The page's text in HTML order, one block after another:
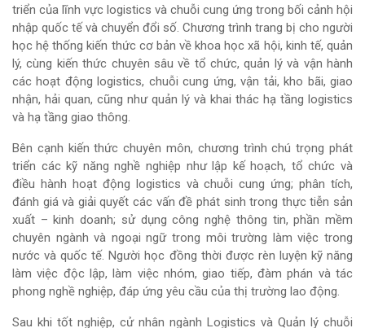
triển của lĩnh vực logistics và chuỗi cung ứng trong bối cảnh hội
nhập quốc tế và chuyển đổi số. Chương trình trang bị cho người
học hệ thống kiến thức cơ bản về khoa học xã hội, kinh tế, quản
lý, cùng kiến thức chuyên sâu về tổ chức, quản lý và vận hành
các hoạt động logistics, chuỗi cung ứng, vận tải, kho bãi, giao
nhận, hải quan, cũng như quản lý và khai thác hạ tầng logistics
và hạ tầng giao thông.
Bên cạnh kiến thức chuyên môn, chương trình chú trọng phát
triển các kỹ năng nghề nghiệp như lập kế hoạch, tổ chức và
điều hành hoạt động logistics và chuỗi cung ứng; phân tích,
đánh giá và giải quyết các vấn đề phát sinh trong thực tiễn sản
xuất – kinh doanh; sử dụng công nghệ thông tin, phần mềm
chuyên ngành và ngoại ngữ trong môi trường làm việc trong
nước và quốc tế. Người học đồng thời được rèn luyện kỹ năng
làm việc độc lập, làm việc nhóm, giao tiếp, đàm phán và tác
phong nghề nghiệp, đáp ứng yêu cầu của thị trường lao động.
Sau khi tốt nghiệp, cử nhân ngành Logistics và Quản lý chuỗi